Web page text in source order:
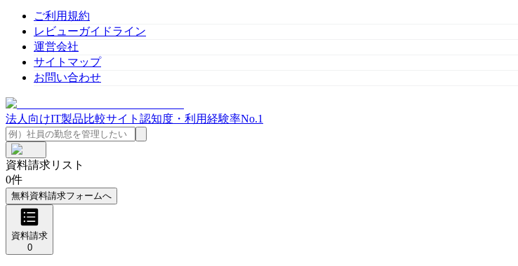
ご利用規約
レビューガイドライン
運営会社
サイトマップ
お問い合わせ
法人向けIT製品比較サイト 認知度・利用経験率No.1
資料請求リスト
0件
無料資料請求フォームへ
資料請求
0